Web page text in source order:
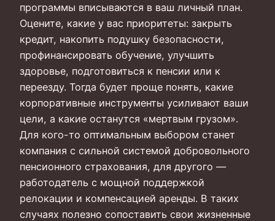
программы вписываются в ваш личный план.
Оцените, какие у вас приоритеты: закрыть
кредит, накопить подушку безопасности,
профинансировать обучение, улучшить
здоровье, подготовиться к пенсии или к
переезду. Тогда будет проще понять, какие
корпоративные инструменты усиливают ваши
цели, а какие останутся «мертвым грузом».
Для кого-то оптимальным выбором станет
компания с сильной системой добровольного
пенсионного страхования, для другого —
работодатель с мощной поддержкой
релокации и компенсацией аренды. В таких
случаях полезно сопоставить свои жизненные